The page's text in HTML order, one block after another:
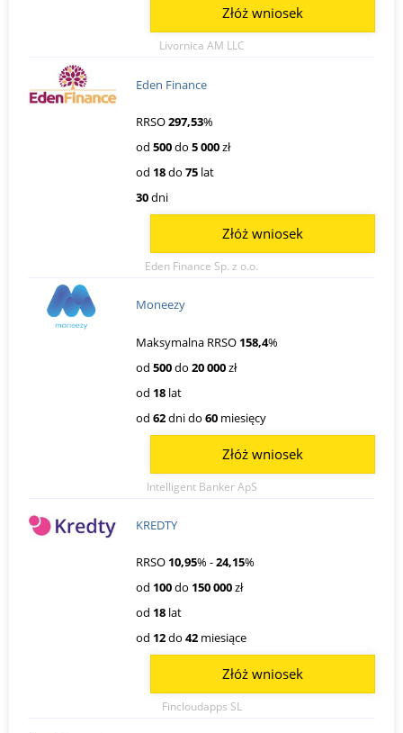
Livornica AM LLC
Złóż wniosek
Eden Finance
RRSO297,53%
od 500do 5 000zł
od 18do 75 lat
30dni
Eden Finance Sp. z o.o.
Złóż wniosek
Moneezy
Maksymalna RRSO 158,4%
od 500do 20 000zł
od 18 lat
od 62dni do 60 miesięcy
Intelligent Banker ApS
Złóż wniosek
KREDTY
RRSO 10,95% -24,15%
od 100do 150 000zł
od 18 lat
od 12do 42 miesiące
Fincloudapps SL
Złóż wniosek